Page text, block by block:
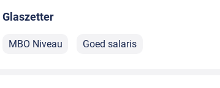
Glaszetter
MBO Niveau Goed salaris